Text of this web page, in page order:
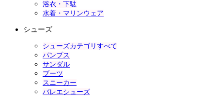
浴衣・下駄
水着・マリンウェア
シューズ
シューズカテゴリすべて
パンプス
サンダル
ブーツ
スニーカー
バレエシューズ